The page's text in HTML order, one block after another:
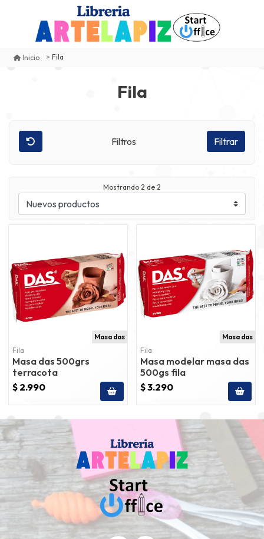
Inicio Fila
Fila
Filtros Filtrar
Mostrando 2 de 2
Masa das
Fila
Masa das 500grs
terracota
$ 2.990
Masa das
Fila
Masa modelar masa das
500gs fila
$ 3.290